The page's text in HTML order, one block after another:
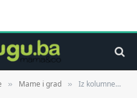
» Mame i grad » Iz kolumne Mame i grad